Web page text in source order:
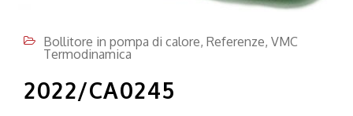
Bollitore in pompa di calore, Referenze, VMC
Termodinamica
2022/CA0245